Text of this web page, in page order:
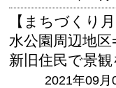
【まちづくり
水公園周辺地区
新旧住民で景
2021年09月